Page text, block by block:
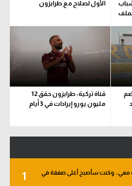
الأول لصلاح مع طرابزون
قناة تركية: طرابزون حقق 12
مليون يورو إيرادات في 3 أيام
1
معي.. وكنت سأصبح أغلى صفقة في